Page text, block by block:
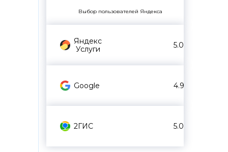
Выбор пользователей Яндекса
Яндекс
Услуги
5.0
Google 4.9
2ГИС 5.0